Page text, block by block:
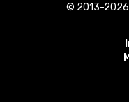
© 2013-2026